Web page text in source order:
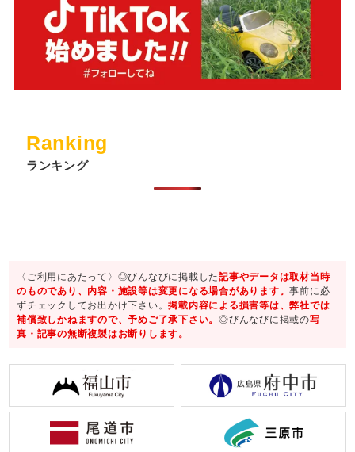
Ranking
ランキング
〈ご利用にあたって〉◎びんなびに掲載した記事やデータは取材当時
のものであり、内容・施設等は変更になる場合があります。事前に必
ずチェックしてお出かけ下さい。掲載内容による損害等は、弊社では
補償致しかねますので、予めご了承下さい。◎びんなびに掲載の写
真・記事の無断複製はお断りします。